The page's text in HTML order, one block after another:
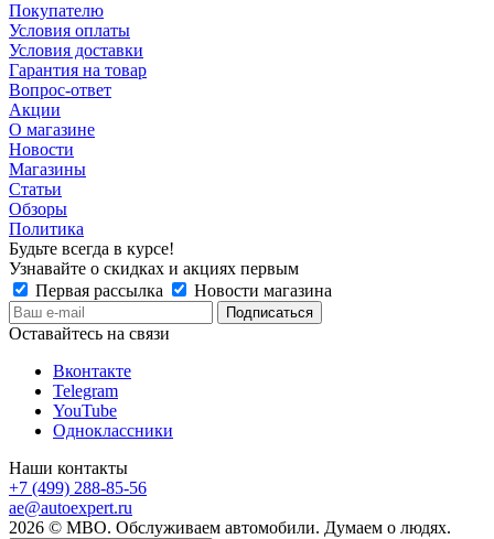
Покупателю
Условия оплаты
Условия доставки
Гарантия на товар
Вопрос-ответ
Акции
О магазине
Новости
Магазины
Статьи
Обзоры
Политика
Будьте всегда в курсе!
Узнавайте о скидках и акциях первым
Первая рассылка
Новости магазина
Оставайтесь на связи
Вконтакте
Telegram
YouTube
Одноклассники
Наши контакты
+7 (499) 288-85-56
ae@autoexpert.ru
2026 © МВО. Обслуживаем автомобили. Думаем о людях.